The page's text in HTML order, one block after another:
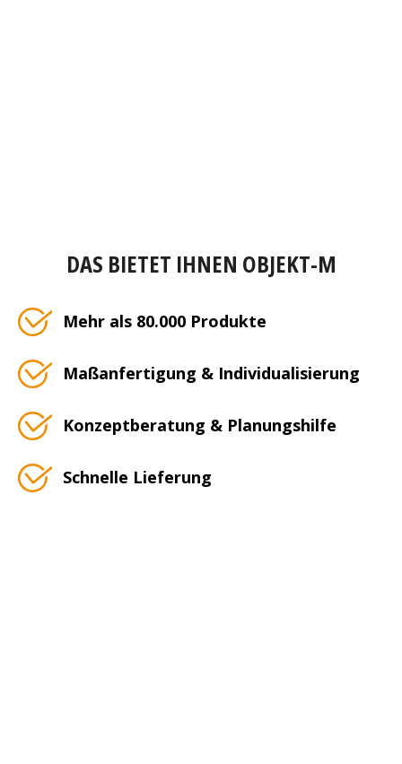
DAS BIETET IHNEN OBJEKT-M
Mehr als 80.000 Produkte
Maßanfertigung & Individualisierung
Konzeptberatung & Planungshilfe
Schnelle Lieferung